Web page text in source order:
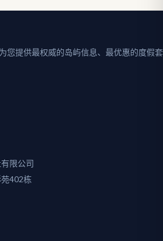
您提供最权威的岛屿信息、最优惠的度假套
限公司
402栋